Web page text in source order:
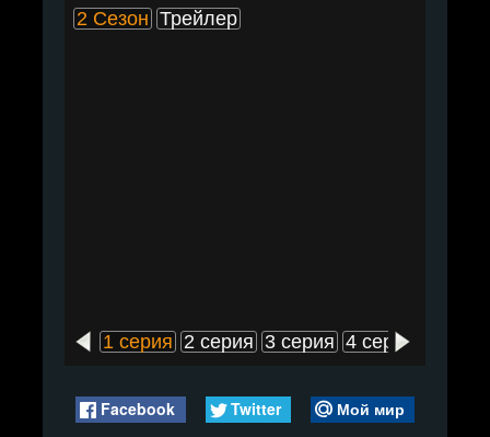
2 Сезон Трейлер
1 серия 2 серия 3 серия 4 серия
Facebook Twitter
Мой мир